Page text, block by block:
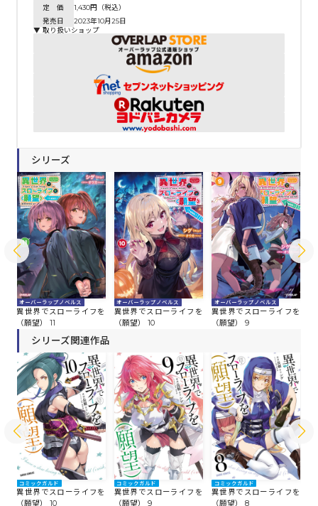
定 価
1,430円（税込）
発売日
2023年10月25日
▼ 取り扱いショップ
シリーズ
オーバーラップノベルス
異世界でスローライフを
（願望） 11
オーバーラップノベルス
異世界でスローライフを
（願望） 10
オーバーラップノベルス
異世界でスローライフを
（願望） 9
シリーズ関連作品
コミックガルド
異世界でスローライフを
（願望） 10
コミックガルド
異世界でスローライフを
（願望） 9
コミックガルド
異世界でスローライフを
（願望） 8